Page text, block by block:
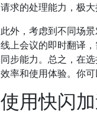
请求的处理能力，极大
此外，考虑到不同场
线上会议的即时翻译
同步能力。总之，在
效率和使用体验。你
使用快闪